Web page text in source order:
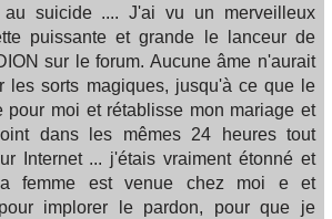
suicide .... J'ai vu un merveilleux
puissante et grande le lanceur de
sur le forum. Aucune âme n'aurait
les sorts magiques, jusqu'à ce que le
pour moi et rétablisse mon mariage et
dans les mêmes 24 heures tout
Internet ... j'étais vraiment étonné et
femme est venue chez moi e et
implorer le pardon, pour que je